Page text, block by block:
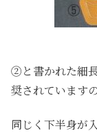
②と書かれた細
奨されています
同じく下半身が